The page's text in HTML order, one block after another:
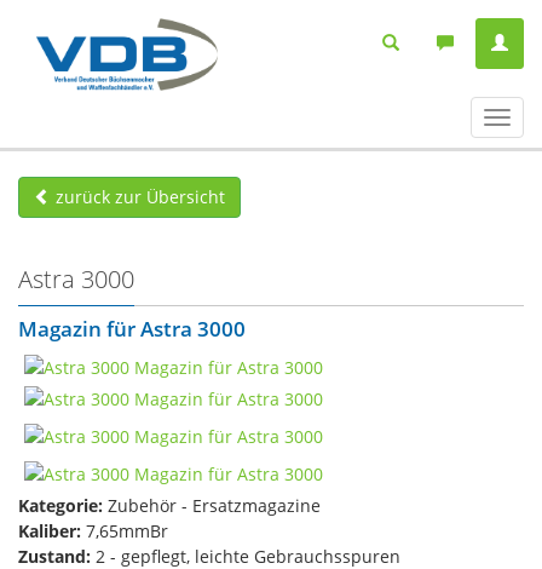
ein-/
zurück zur Übersicht
Astra 3000
Magazin für Astra 3000
Kategorie: Zubehör - Ersatzmagazine
Kaliber: 7,65mmBr
Zustand: 2 - gepflegt, leichte Gebrauchsspuren